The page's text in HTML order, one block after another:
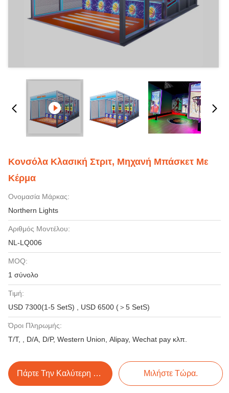
Κονσόλα Κλασική Στριτ, Μηχανή Μπάσκετ Με
Κέρμα
Ονομασία Μάρκας:
Northern Lights
Αριθμός Μοντέλου:
NL-LQ006
MOQ:
1 σύνολο
Τιμή:
USD 7300(1-5 SetS) , USD 6500 (＞5 SetS)
Όροι Πληρωμής:
Τ/Τ, , D/A, D/P, Western Union, Alipay, Wechat pay κλπ.
Πάρτε Την Καλύτερη Τιμή Μιλήστε Τώρα.